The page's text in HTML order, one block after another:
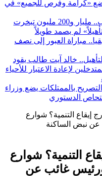
«كرامة وفرص للجميع» في
غابة عين الشقف بمولاي يعقوب.. مليار و200 مليون تبخرت
لم يصمد طويلاً
مباراة العبور إلى نصف
خالد آيت طالب يقود
لإعادة الاعتبار للأحياء
بالممتلكات يضع وزراء
الدستوري
التنمية؟ شوارع
عن نبض الساكنة
التنمية؟ شوارع
غائب عن